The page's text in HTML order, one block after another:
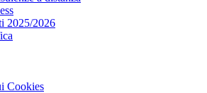
2025/2026
Cookies